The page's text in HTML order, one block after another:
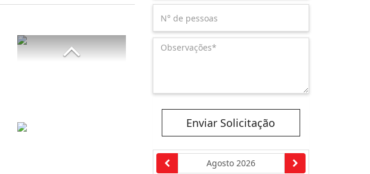
Enviar Solicitação
Agosto 2026